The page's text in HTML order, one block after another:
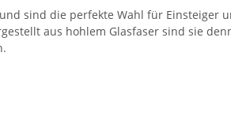
sind die perfekte Wahl für Einsteiger
aus hohlem Glasfaser sind sie